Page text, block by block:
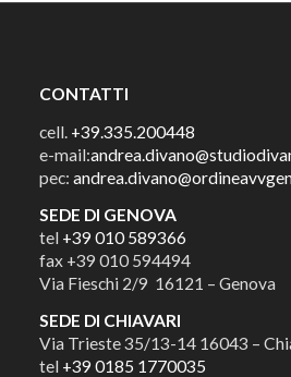
CONTATTI
cell. +39.335.200448
e-mail:
pec:
SEDE DI GENOVA
tel +39 010 589366
fax +39 010 594494
Via Fieschi 2/9 16121 – Genova
SEDE DI CHIAVARI
Via Trieste 35/13-14 16043 –
tel +39 0185 1770035